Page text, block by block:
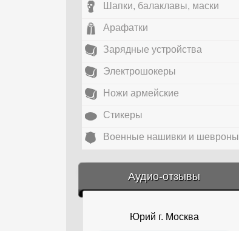
Шапки, балаклавы, маски
Арафатки
Зарядные устройства
Электрошокеры
Ножи армейские
Стикеры
Военные нашивки и шевроны
Аудио-отзывы
&amp;nbsp;
Юрий г. Москва